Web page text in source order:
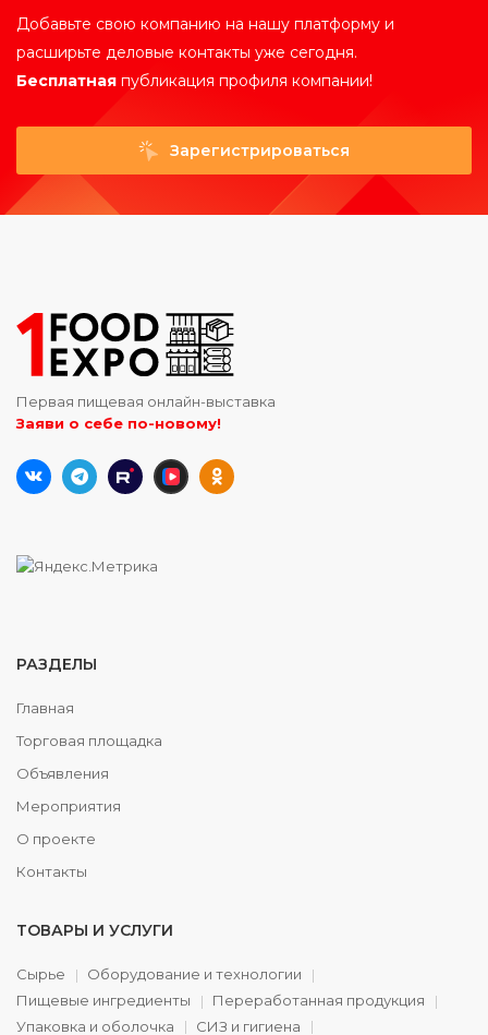
Добавьте свою компанию на нашу платформу и
расширьте деловые контакты уже сегодня.
Бесплатная публикация профиля компании!
Зарегистрироваться
Первая пищевая онлайн-выставка
Заяви о себе по-новому!
РАЗДЕЛЫ
Главная
Торговая площадка
Объявления
Мероприятия
О проекте
Контакты
ТОВАРЫ И УСЛУГИ
Сырье
Оборудование и технологии
Пищевые ингредиенты
Переработанная продукция
Упаковка и оболочка
СИЗ и гигиена